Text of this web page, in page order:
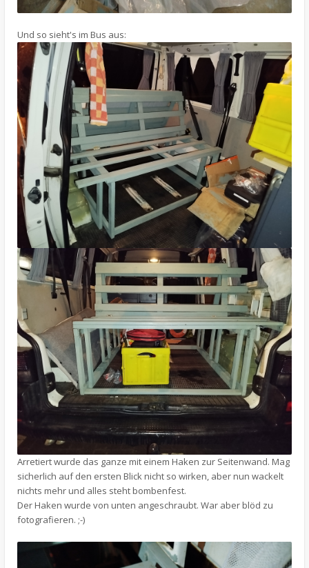
Und so sieht's im Bus aus:
Arretiert wurde das ganze mit einem Haken zur Seitenwand. Mag
sicherlich auf den ersten Blick nicht so wirken, aber nun wackelt
nichts mehr und alles steht bombenfest.
Der Haken wurde von unten angeschraubt. War aber blöd zu
fotografieren. ;-)